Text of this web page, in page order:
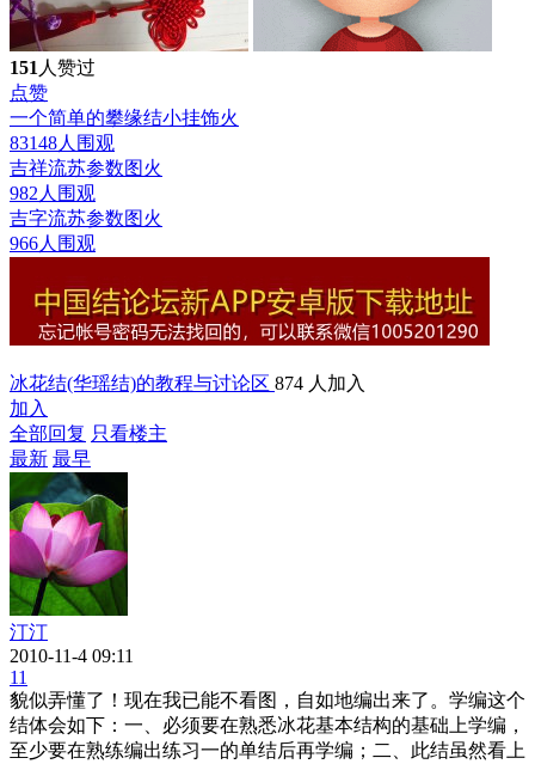
151 人赞过
点赞
一个简单的攀缘结小挂饰火
83148人围观
吉祥流苏参数图火
982人围观
吉字流苏参数图火
966人围观
冰花结(华瑶结)的教程与讨论区 874 人加入
加入
全部回复 只看楼主
最新 最早
汀汀
2010-11-4 09:11
11
貌似弄懂了！现在我已能不看图，自如地编出来了。学编这个
结体会如下：一、必须要在熟悉冰花基本结构的基础上学编，
至少要在熟练编出练习一的单结后再学编；二、此结虽然看上